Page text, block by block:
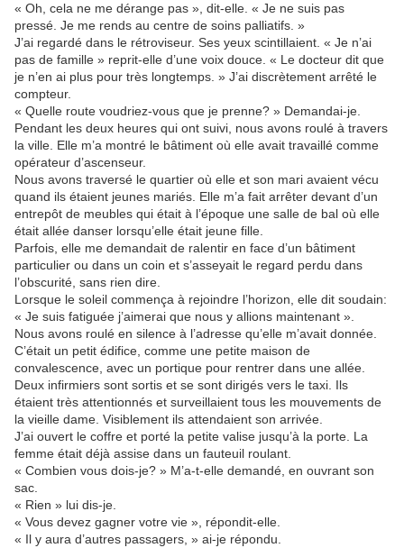
« Oh, cela ne me dérange pas », dit-elle. « Je ne suis pas
pressé. Je me rends au centre de soins palliatifs. »
J’ai regardé dans le rétroviseur. Ses yeux scintillaient. « Je n’ai
pas de famille » reprit-elle d’une voix douce. « Le docteur dit que
je n’en ai plus pour très longtemps. » J’ai discrètement arrêté le
compteur.
« Quelle route voudriez-vous que je prenne? » Demandai-je.
Pendant les deux heures qui ont suivi, nous avons roulé à travers
la ville. Elle m’a montré le bâtiment où elle avait travaillé comme
opérateur d’ascenseur.
Nous avons traversé le quartier où elle et son mari avaient vécu
quand ils étaient jeunes mariés. Elle m’a fait arrêter devant d’un
entrepôt de meubles qui était à l’époque une salle de bal où elle
était allée danser lorsqu’elle était jeune fille.
Parfois, elle me demandait de ralentir en face d’un bâtiment
particulier ou dans un coin et s’asseyait le regard perdu dans
l’obscurité, sans rien dire.
Lorsque le soleil commença à rejoindre l’horizon, elle dit soudain:
« Je suis fatiguée j’aimerai que nous y allions maintenant ».
Nous avons roulé en silence à l’adresse qu’elle m’avait donnée.
C’était un petit édifice, comme une petite maison de
convalescence, avec un portique pour rentrer dans une allée.
Deux infirmiers sont sortis et se sont dirigés vers le taxi. Ils
étaient très attentionnés et surveillaient tous les mouvements de
la vieille dame. Visiblement ils attendaient son arrivée.
J’ai ouvert le coffre et porté la petite valise jusqu’à la porte. La
femme était déjà assise dans un fauteuil roulant.
« Combien vous dois-je? » M’a-t-elle demandé, en ouvrant son
sac.
« Rien » lui dis-je.
« Vous devez gagner votre vie », répondit-elle.
« Il y aura d’autres passagers, » ai-je répondu.